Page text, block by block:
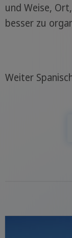
und Weise,
besser zu
Weiter